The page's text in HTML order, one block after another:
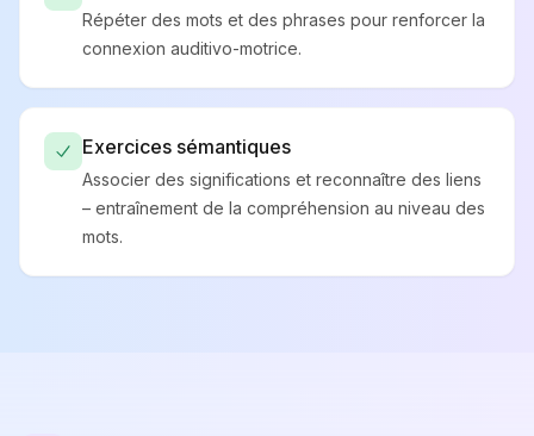
Répéter des mots et des phrases pour renforcer la
connexion auditivo-motrice.
Exercices sémantiques
Associer des significations et reconnaître des liens
– entraînement de la compréhension au niveau des
mots.